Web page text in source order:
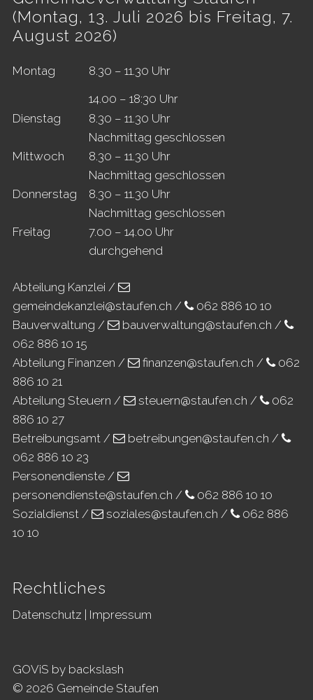
(Montag, 13. Juli 2026 bis Freitag, 7.
August 2026)
Montag
8.30 – 11.30 Uhr
14.00 – 18:30 Uhr
Dienstag
8.30 – 11.30 Uhr
Nachmittag geschlossen
Mittwoch
8.30 – 11.30 Uhr
Nachmittag geschlossen
Donnerstag
8.30 – 11.30 Uhr
Nachmittag geschlossen
Freitag
7.00 – 14.00 Uhr
durchgehend
Abteilung Kanzlei /
gemeindekanzlei@staufen.ch /
062 886 10 10
Bauverwaltung /
bauverwaltung@staufen.ch /
062 886 10 15
Abteilung Finanzen /
finanzen@staufen.ch /
062
886 10 21
Abteilung Steuern /
steuern@staufen.ch /
062
886 10 27
Betreibungsamt /
betreibungen@staufen.ch /
062 886 10 23
Personendienste /
personendienste@staufen.ch /
062 886 10 10
Sozialdienst /
soziales@staufen.ch /
062 886
10 10
Rechtliches
Datenschutz | Impressum
GOViS by backslash
© 2026 Gemeinde Staufen